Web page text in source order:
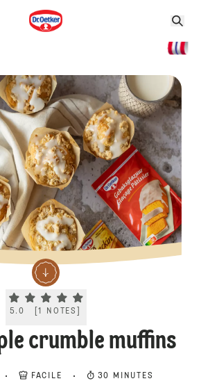
Current rating 5.0. Click to rate.
5.0 [1 NOTES
crumble muffins
FACILE 30 MINUTES